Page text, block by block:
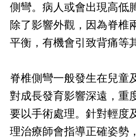
側彎。病人或會出現高低
除了影響外觀，因為脊椎
平衡，有機會引致背痛等
脊椎側彎一般發生在兒童
對成長發育影響深遠，重
要以手術處理。針對輕度
理治療師會指導正確姿勢